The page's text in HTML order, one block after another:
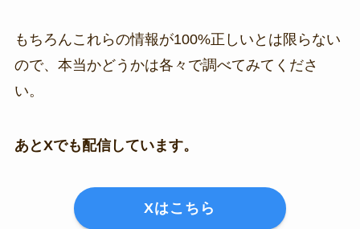
もちろんこれらの情報が100%正しいとは限らない
ので、本当かどうかは各々で調べてみてくださ
い。
あとXでも配信しています。
Xはこちら